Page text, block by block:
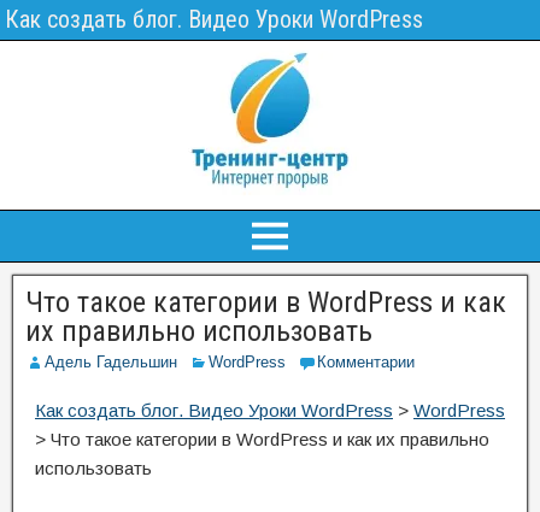
Как создать блог. Видео Уроки WordPress
Что такое категории в WordPress и как
их правильно использовать
Адель Гадельшин WordPress Комментарии
Как создать блог. Видео Уроки WordPress > WordPress
> Что такое категории в WordPress и как их правильно
использовать